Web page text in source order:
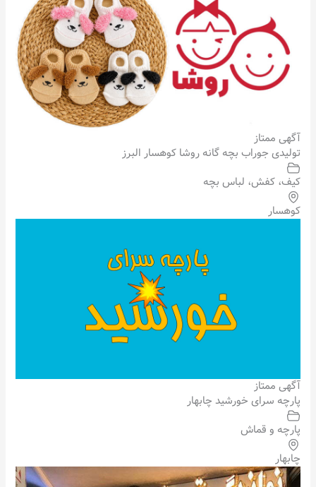
آگهی ممتاز
تولیدی جوراب بچه گانه روشا کوهسار البرز
کیف، کفش، لباس بچه
کوهسار
آگهی ممتاز
پارچه سرای خورشید چابهار
پارچه و قماش
چابهار